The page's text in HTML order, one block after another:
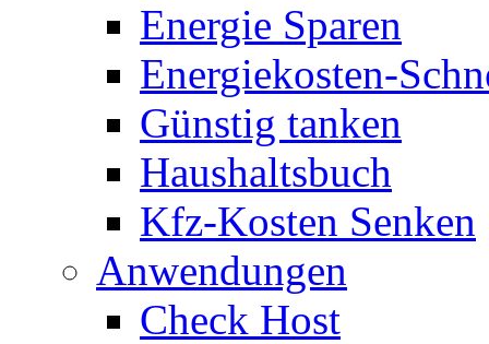
Energie Sparen
Energiekosten-
Günstig tanken
Haushaltsbuch
Kfz-Kosten Senken
Anwendungen
Check Host